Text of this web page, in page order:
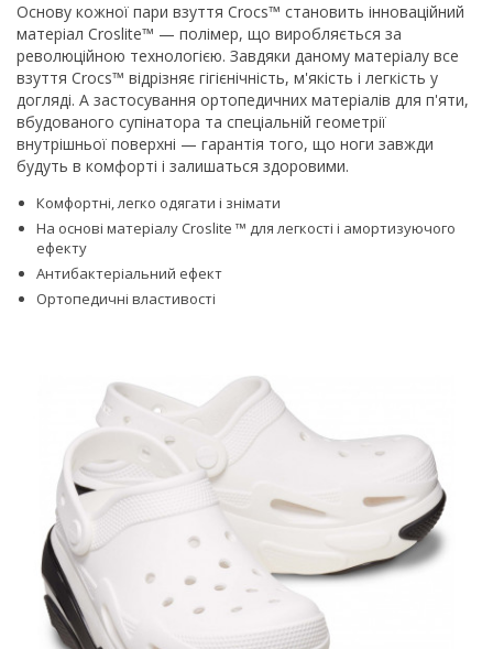
Основу кожної пари взуття Crocs™ становить інноваційний
матеріал Croslite™ — полімер, що виробляється за
революційною технологією. Завдяки даному матеріалу все
взуття Crocs™ відрізняє гігієнічність, м'якість і легкість у
догляді. А застосування ортопедичних матеріалів для п'яти,
вбудованого супінатора та спеціальній геометрії
внутрішньої поверхні — гарантія того, що ноги завжди
будуть в комфорті і залишаться здоровими.
Комфортні, легко одягати і знімати
На основі матеріалу Croslite ™ для легкості і амортизуючого
ефекту
Антибактеріальний ефект
Ортопедичні властивості